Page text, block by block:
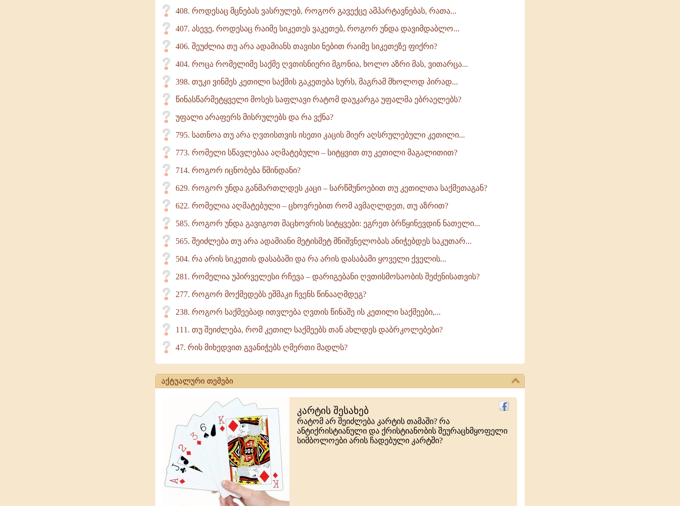
408. როდესაც მცნებას ვასრულებ, როგორ გავექცე ამპარტავნებას, რათა...
407. ასევე, როდესაც რაიმე სიკეთეს ვაკეთებ, როგორ უნდა დავიმდაბლო...
406. შეუძლია თუ არა ადამიანს თავისი ნებით რაიმე სიკეთეზე ფიქრი?
404. როცა რომელიმე საქმე ღვთისნიერი მგონია, ხოლო აზრი მას, ვითარცა...
398. თუკი ვინმეს კეთილი საქმის გაკეთება სურს, მაგრამ მხოლოდ პირად...
წინასწარმეტყველი მოსეს საფლავი რატომ დაუკარგა უფალმა ებრაელებს?
უფალი არაფერს მისრულებს და რა ვქნა?
795. სათნოა თუ არა ღვთისთვის ისეთი კაცის მიერ აღსრულებული კეთილი...
773. რომელი სწავლებაა აღმატებული – სიტყვით თუ კეთილი მაგალითით?
714. როგორ იცნობება წმინდანი?
629. როგორ უნდა განმართლდეს კაცი – სარწმუნოებით თუ კეთილთა საქმეთაგან?
622. რომელია აღმატებული – ცხოვრებით რომ ავმაღლდეთ, თუ აზრით?
585. როგორ უნდა გავიგოთ მაცხოვრის სიტყვები: ეგრეთ ბრწყინევდინ ნათელი...
565. შეიძლება თუ არა ადამიანი მეტისმეტ მნიშვნელობას ანიჭებდეს საკუთარ...
504. რა არის სიკეთის დასაბამი და რა არის დასაბამი ყოველი ქველის...
281. რომელია უპირველესი რჩევა – დარიგებანი ღვთისმოსაობის შეძენისათვის?
277. როგორ მოქმედებს ეშმაკი ჩვენს წინააღმდეგ?
238. როგორ საქმეებად ითვლება ღვთის წინაშე ის კეთილი საქმეები,...
111. თუ შეიძლება, რომ კეთილ საქმეებს თან ახლდეს დაბრკოლებები?
47. რის მიხედვით გვანიჭებს ღმერთი მადლს?
აქტუალური თემები
კარტის შესახებ
რატომ არ შეიძლება კარტის თამაში? რა
ანტიქრისტიანული და ქრისტიანობის შეურაცხმყოფელი
სიმბოლოები არის ჩადებული კარტში?